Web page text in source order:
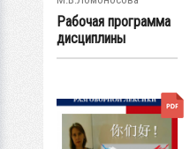
Рабочая программа
дисциплины
«Русский язык в...